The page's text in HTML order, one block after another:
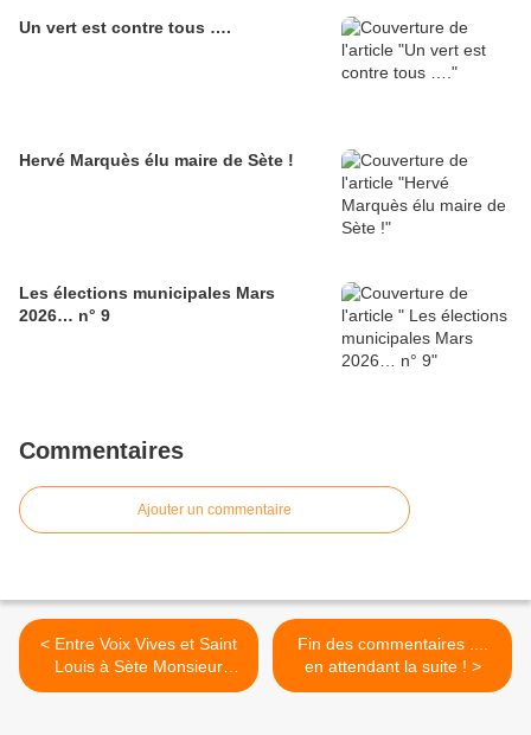
Un vert est contre tous ….
Hervé Marquès élu maire de Sète !
Les élections municipales Mars
2026… n° 9
Commentaires
Ajouter un commentaire
< Entre Voix Vives et Saint
Louis à Sète Monsieur
François Commeinhes nous
Fin des commentaires ....
en attendant la suite ! >